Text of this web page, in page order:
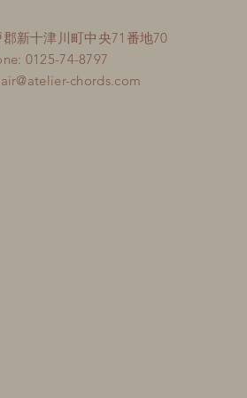
新十津川町中央71番地70
0125-74-8797
chords.com